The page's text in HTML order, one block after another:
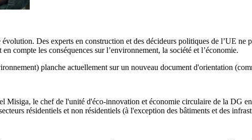
Des experts en construction et des décideurs politiques de l’UE ne
compte les conséquences sur l’environnement, la société et l’économie.
planche actuellement sur un nouveau document d'orientation
Misiga, le chef de l'unité d'éco-innovation et économie circulaire de la DG
résidentiels et non résidentiels (à l'exception des bâtiments et des